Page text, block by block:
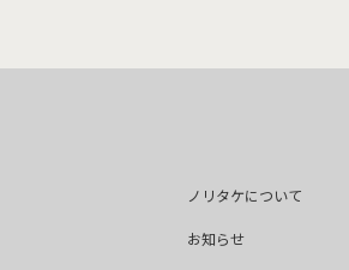
ノリタケについて
お知らせ